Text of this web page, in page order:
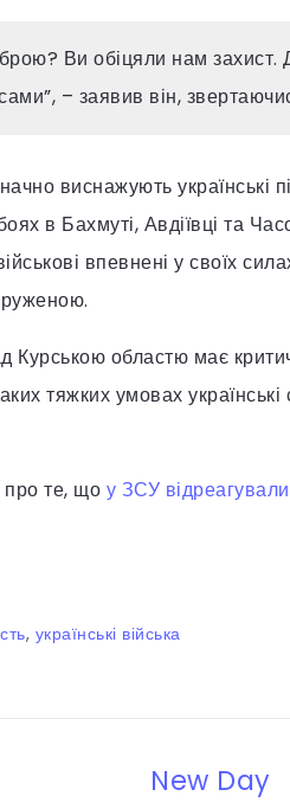
Ви обіцяли нам захист.
– заявив він,
виснажують українські
в Бахмуті, Авдіївці та
впевнені у своїх
Курською областю має
тяжких умовах
те, що у ЗСУ
, українські війська
New Day